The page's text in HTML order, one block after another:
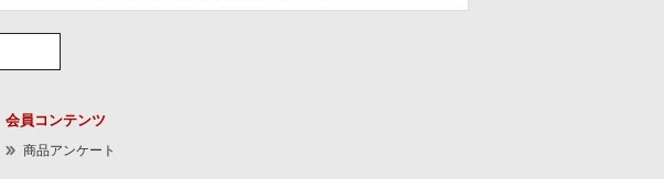
会員コンテンツ
商品アンケート